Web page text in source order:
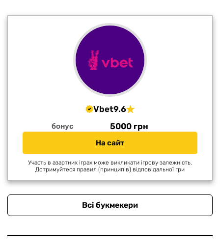
Vbet9.6
бонус 5000 грн
На сайт
Участь в азартних іграх може викликати ігрову залежність.
Дотримуйтеся правил (принципів) відповідальної гри
Всі букмекери